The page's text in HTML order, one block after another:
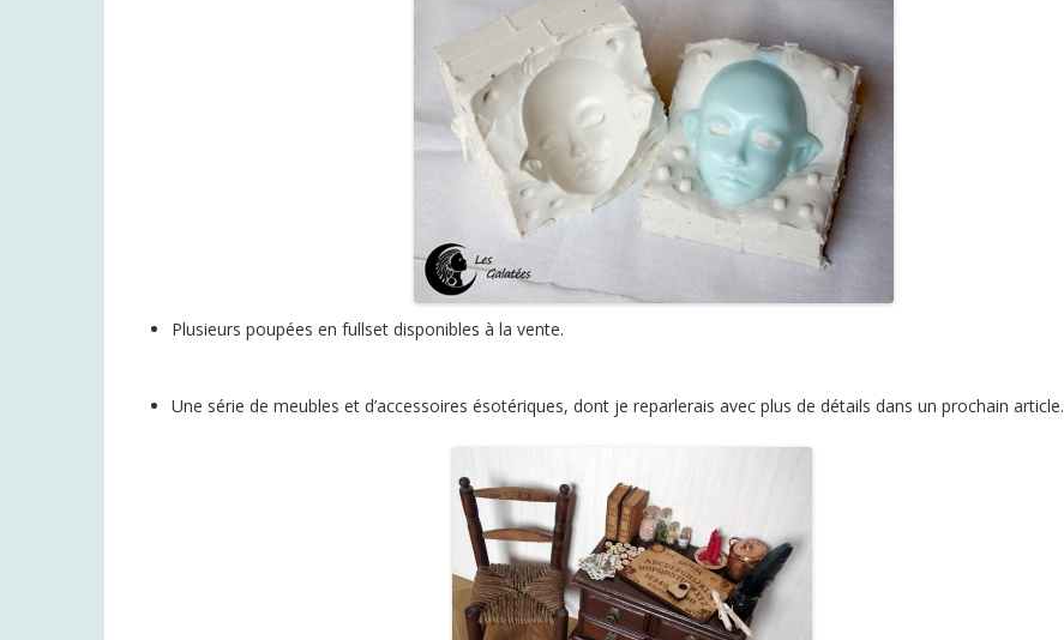
Plusieurs poupées en fullset disponibles à la vente.
Une série de meubles et d’accessoires ésotériques, dont je reparlerais avec plus de détails dans un prochain article.